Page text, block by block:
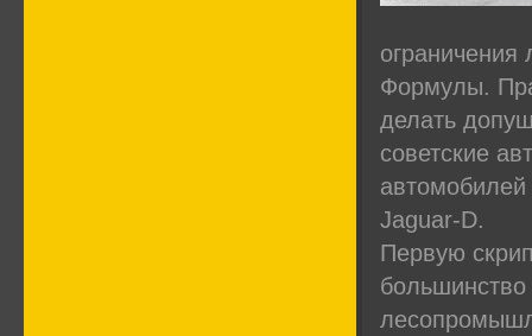
ограничения
Формулы.
делать
советские
Jaguar-D.
Первую